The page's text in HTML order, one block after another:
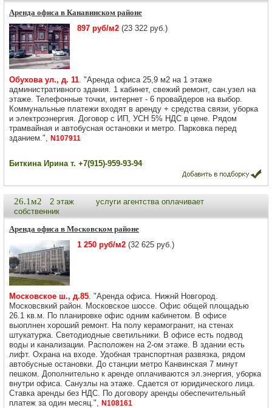
Аренда офиса в Канавинском районе
897 руб/м2 (23 322 руб.)
Обухова ул., д. 11. "Аренда офиса 25,9 м2 на 1 этаже
административного здания. 1 кабинет, свежий ремонт, сан.узел на
этаже. Телефонные точки, интернет - 6 провайдеров на выбор.
Коммунальные платежи входят в аренду + средства связи, уборка
и электроэнергия. Договор с ИП, УСН 5% НДС в цене. Рядом
трамвайная и автобусная остановки и метро. Парковка перед
зданием.", N107911
Биткина Ирина т. +7(915)-959-93-94
26.1м2 2 этаж
услуги агентства оплачивает
собственник
Аренда офиса в Московском районе
1 250 руб/м2 (32 625 руб.)
Московское ш., д.85. "Аренда офиса. Нижнй Новгород.
Московсвкий район. Московское шоссе. Офис общей площадью
26.1 кв.м. По планировке офис одним кабинетом. В офисе
выоплнен хороший ремонт. На полу керамогранит, на стенах
штукатурка. Светодиодные светильники. В офисе есть подвод
воды и канализации. Расположен на 2-ом этаже. В здании есть
лифт. Охрана на входе. Удобная транспортная развязка, рядом
автобусные остановки. До станции метро Канвинская 7 минут
пешком. Дополнительно к аренде оплачиваются эл.энергия, уборка
внутри офиса. Санузлы на этаже. Сдается от юридического лица.
Ставка аренды без НДС. По договору аренды обеспечительный
платеж за один месяц.", N108161